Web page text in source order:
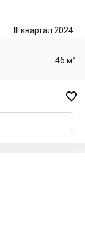
III квартал 2024
46 м²
